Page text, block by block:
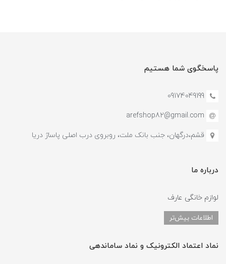
پاسخگوی شما هستیم
09174049199
arefshop82@gmail.com
قشم،درگهان، جنب بانک ملت، روبروی درب اصلی پاساژ دریا
درباره ما
لوازم خانگی عارف
اطلاعات بیش‌تر
نماد اعتماد الکترونیک و نماد ساماندهی